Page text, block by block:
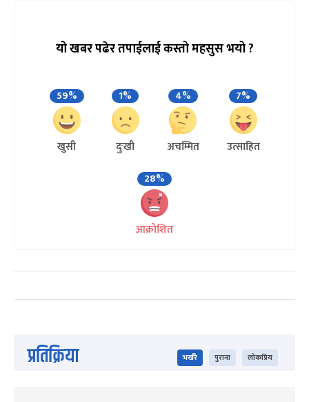
यो खबर पढेर तपाईलाई कस्तो महसुस भयो ?
59%
खुसी
1%
दुःखी
4%
अचम्मित
7%
उत्साहित
28%
आक्रोशित
प्रतिक्रिया भर्खरै पुराना लोकप्रिय